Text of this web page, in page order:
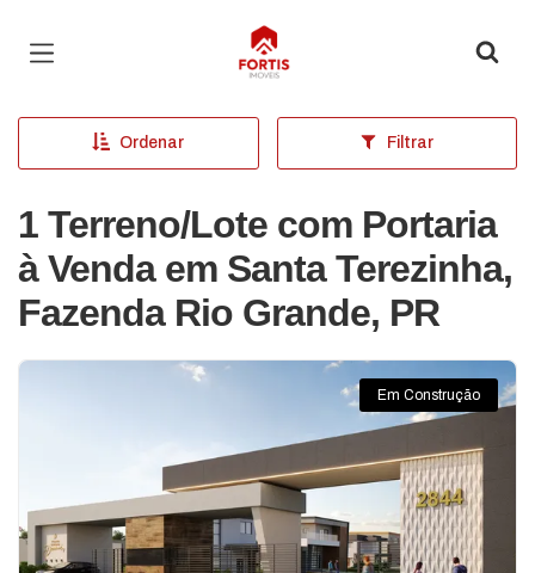
Página inicial
Ordenar Filtrar
1 Terreno/Lote com Portaria
à Venda em Santa Terezinha,
Fazenda Rio Grande, PR
Em Construção